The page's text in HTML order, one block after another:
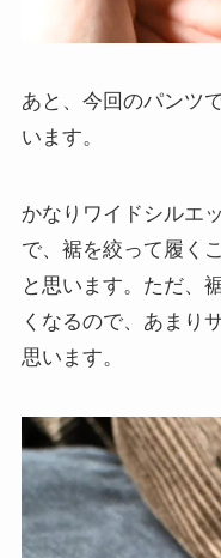
あと、今回のパンツ
います。
かなりワイドシルエ
で、裾を絞って履く
と思います。ただ、
くなるので、あまり
思います。